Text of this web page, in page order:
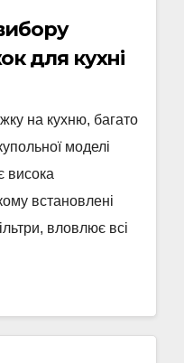
для кухні
на кухню, багато
моделі
висока
встановлені
вловлює всі